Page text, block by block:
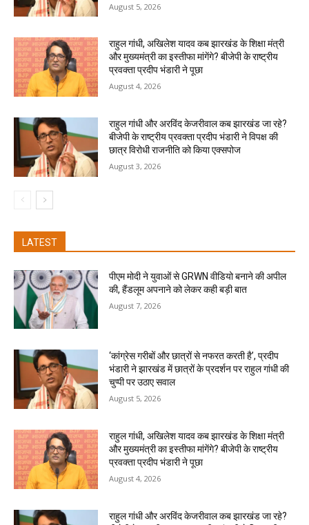
August 5, 2026
राहुल गांधी, अखिलेश यादव कब झारखंड के शिक्षा मंत्री
और मुख्यमंत्री का इस्तीफा मांगेंगे? बीजेपी के राष्ट्रीय
प्रवक्ता प्रदीप भंडारी ने पूछा
August 4, 2026
राहुल गांधी और अरविंद केजरीवाल कब झारखंड जा रहे?
बीजेपी के राष्ट्रीय प्रवक्ता प्रदीप भंडारी ने विपक्ष की
छात्र विरोधी राजनीति को किया एक्सपोज
August 3, 2026
LATEST
पीएम मोदी ने युवाओं से GRWN वीडियो बनाने की अपील
की, हैंडलूम अपनाने को लेकर कही बड़ी बात
August 7, 2026
‘कांग्रेस गरीबों और छात्रों से नफरत करती है’, प्रदीप
भंडारी ने झारखंड में छात्रों के प्रदर्शन पर राहुल गांधी की
चुप्पी पर उठाए सवाल
August 5, 2026
राहुल गांधी, अखिलेश यादव कब झारखंड के शिक्षा मंत्री
और मुख्यमंत्री का इस्तीफा मांगेंगे? बीजेपी के राष्ट्रीय
प्रवक्ता प्रदीप भंडारी ने पूछा
August 4, 2026
राहुल गांधी और अरविंद केजरीवाल कब झारखंड जा रहे?